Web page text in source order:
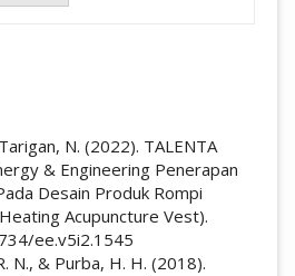
N. (2022). TALENTA
& Engineering Penerapan
Desain Produk Rompi
Acupuncture Vest).
ee.v5i2.1545
N., & Purba, H. H. (2018).